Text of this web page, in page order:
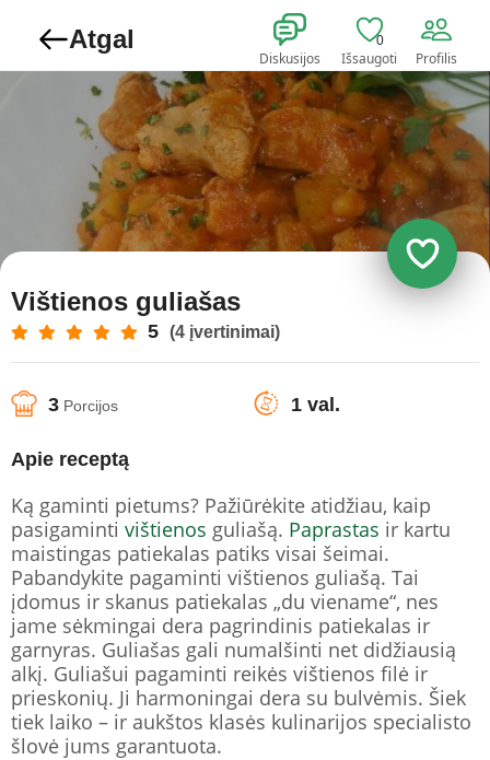
Atgal
Diskusijos
0
Išsaugoti Profilis
Vištienos guliašas
5 (4 įvertinimai)
3 Porcijos 1 val.
Apie receptą
Ką gaminti pietums? Pažiūrėkite atidžiau, kaip
pasigaminti vištienos guliašą. Paprastas ir kartu
maistingas patiekalas patiks visai šeimai.
Pabandykite pagaminti vištienos guliašą. Tai
įdomus ir skanus patiekalas „du viename“, nes
jame sėkmingai dera pagrindinis patiekalas ir
garnyras. Guliašas gali numalšinti net didžiausią
alkį. Guliašui pagaminti reikės vištienos filė ir
prieskonių. Ji harmoningai dera su bulvėmis. Šiek
tiek laiko – ir aukštos klasės kulinarijos specialisto
šlovė jums garantuota.